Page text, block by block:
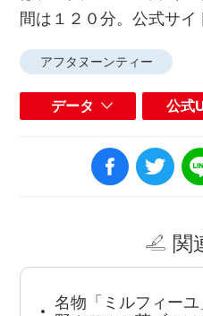
間は１２０分。公式サイ
アフタヌーンティー
データ 公式
関
名物「ミルフィー